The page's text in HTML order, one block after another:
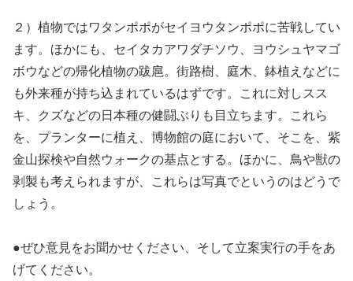
２）植物ではワタンポポがセイヨウタンポポに苦戦してい
ます。ほかにも、セイタカアワダチソウ、ヨウシュヤマゴ
ボウなどの帰化植物の跋扈。街路樹、庭木、鉢植えなどに
も外来種が持ち込まれているはずです。これに対しスス
キ、クズなどの日本種の健闘ぶりも目立ちます。これら
を、プランターに植え、博物館の庭において、そこを、紫
金山探検や自然ウォークの基点とする。ほかに、鳥や獣の
剥製も考えられますが、これらは写真でというのはどうで
しょう。
●ぜひ意見をお聞かせください、そして立案実行の手をあ
げてください。